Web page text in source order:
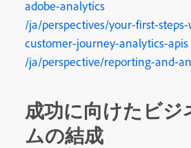
adobe-analytics
/ja/perspectives/your-first-
customer-journey-analytics-apis
/ja/perspective/reporting-and-
成功に向けたビジ
ムの結成